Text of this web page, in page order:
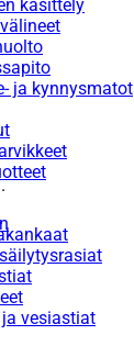
käsittely
ja kynnysmatot
vesiastiat